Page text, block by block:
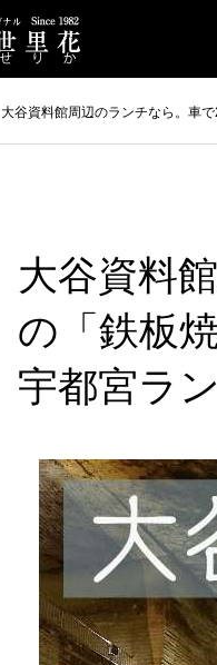
大谷資料館周辺のランチなら。車
大谷資料
の「鉄板
宇都宮ラ